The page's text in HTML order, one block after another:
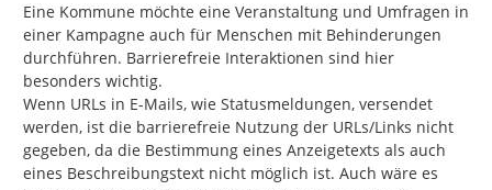
Eine Kommune möchte eine Veranstaltung und Umfragen in
einer Kampagne auch für Menschen mit Behinderungen
durchführen. Barrierefreie Interaktionen sind hier
besonders wichtig.
Wenn URLs in E-Mails, wie Statusmeldungen, versendet
werden, ist die barrierefreie Nutzung der URLs/Links nicht
gegeben, da die Bestimmung eines Anzeigetexts als auch
eines Beschreibungstext nicht möglich ist. Auch wäre es